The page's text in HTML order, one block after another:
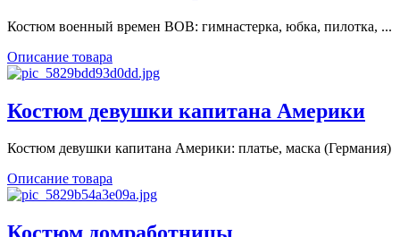
Костюм военный времен ВОВ: гимнастерка, юбка, пилотка, ...
Описание товара
Костюм девушки капитана Америки
Костюм девушки капитана Америки: платье, маска (Германия)
Описание товара